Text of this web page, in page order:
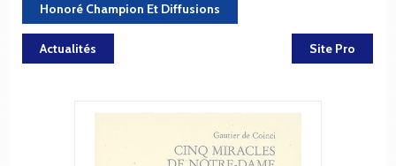
Honoré Champion Et Diffusions
Actualités Site Pro